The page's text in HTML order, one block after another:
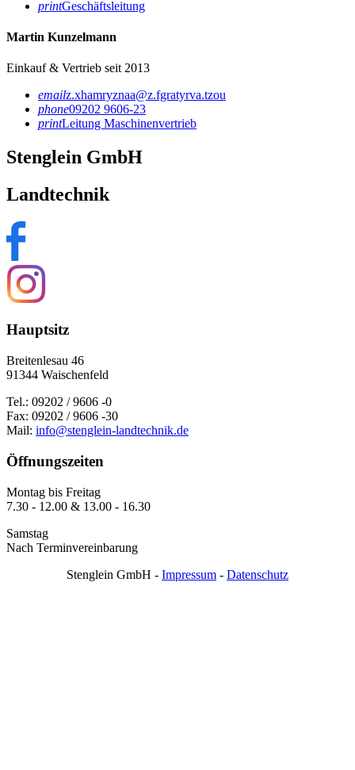
printGeschäftsleitung
Martin Kunzelmann
Einkauf & Vertrieb seit 2013
emailz.xhamryznaa@z.fgratyrva.tzou
phone09202 9606-23
printLeitung Maschinenvertrieb
Stenglein GmbH
Landtechnik
Hauptsitz
Breitenlesau 46
91344 Waischenfeld
Tel.: 09202 / 9606 -0
Fax: 09202 / 9606 -30
Mail: info@stenglein-landtechnik.de
Öffnungszeiten
Montag bis Freitag
7.30 - 12.00 & 13.00 - 16.30
Samstag
Nach Terminvereinbarung
Stenglein GmbH - Impressum - Datenschutz